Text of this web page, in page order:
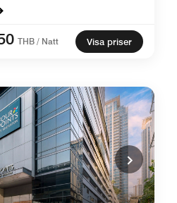
THB / Natt Visa priser